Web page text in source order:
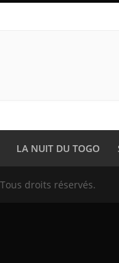
LA NUIT DU TOGO
droits réservés.